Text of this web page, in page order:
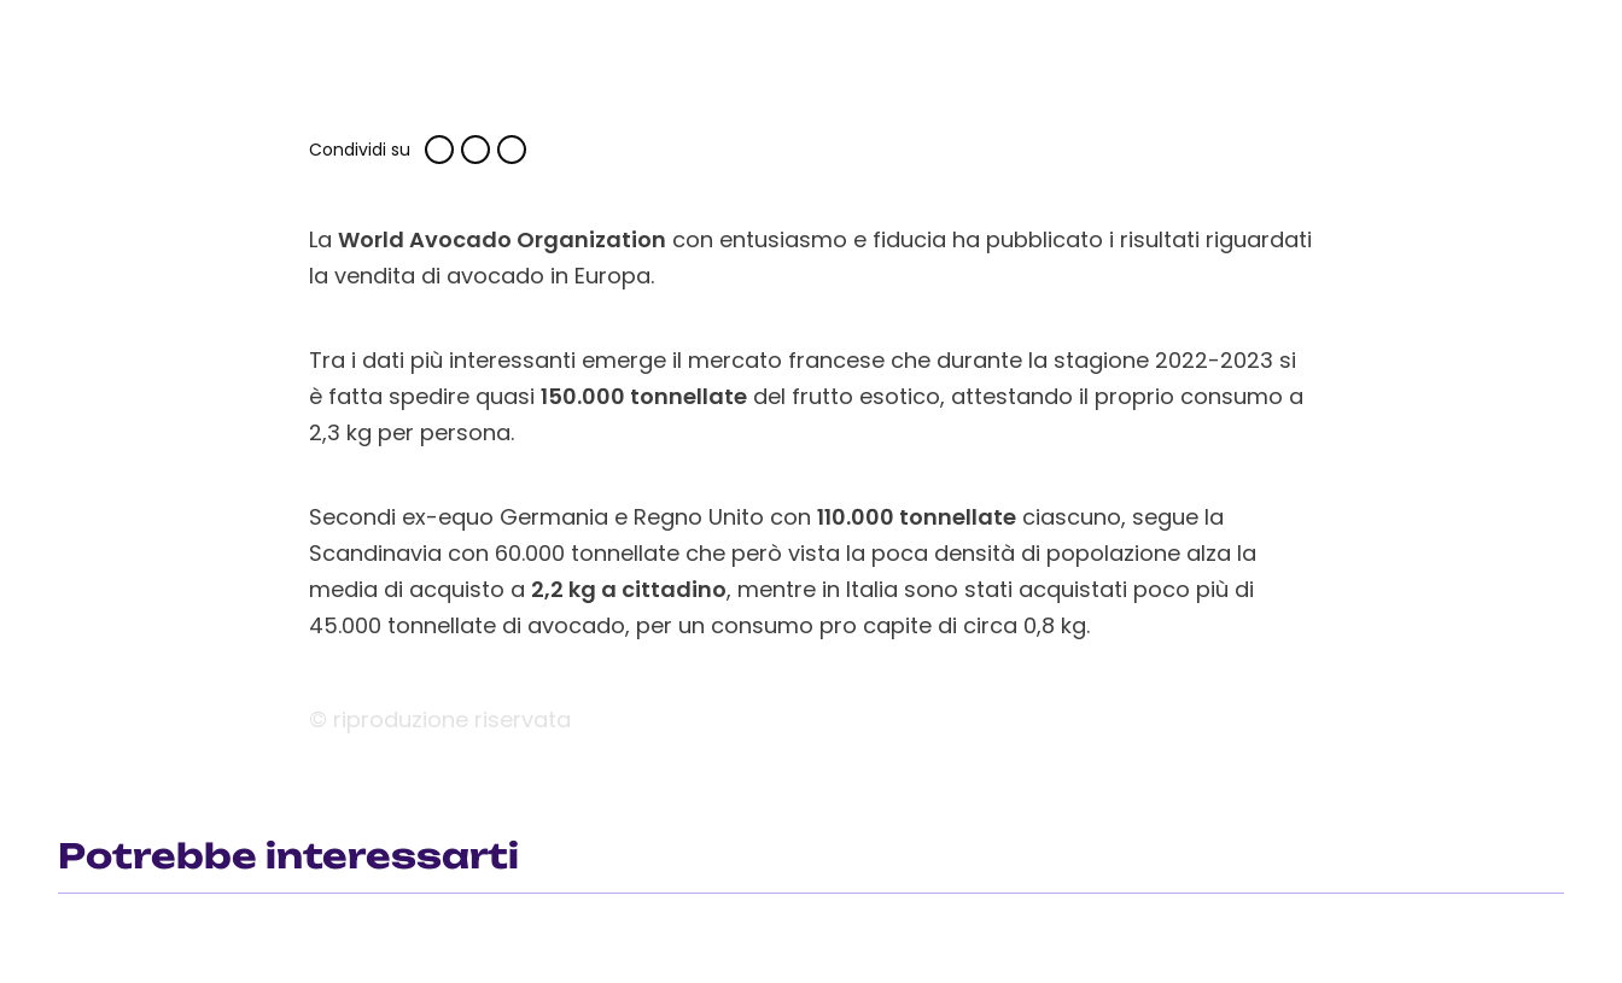
Condividi su
La World Avocado Organization con entusiasmo e fiducia ha pubblicato i risultati riguardati
la vendita di avocado in Europa.
Tra i dati più interessanti emerge il mercato francese che durante la stagione 2022-2023 si
è fatta spedire quasi 150.000 tonnellate del frutto esotico, attestando il proprio consumo a
2,3 kg per persona.
Secondi ex-equo Germania e Regno Unito con 110.000 tonnellate ciascuno, segue la
Scandinavia con 60.000 tonnellate che però vista la poca densità di popolazione alza la
media di acquisto a 2,2 kg a cittadino, mentre in Italia sono stati acquistati poco più di
45.000 tonnellate di avocado, per un consumo pro capite di circa 0,8 kg.
© riproduzione riservata
Potrebbe interessarti